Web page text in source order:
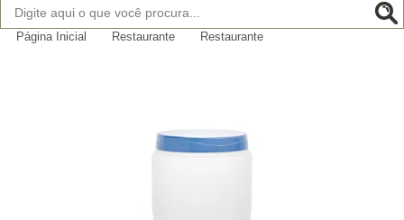
Página Inicial Restaurante Restaurante